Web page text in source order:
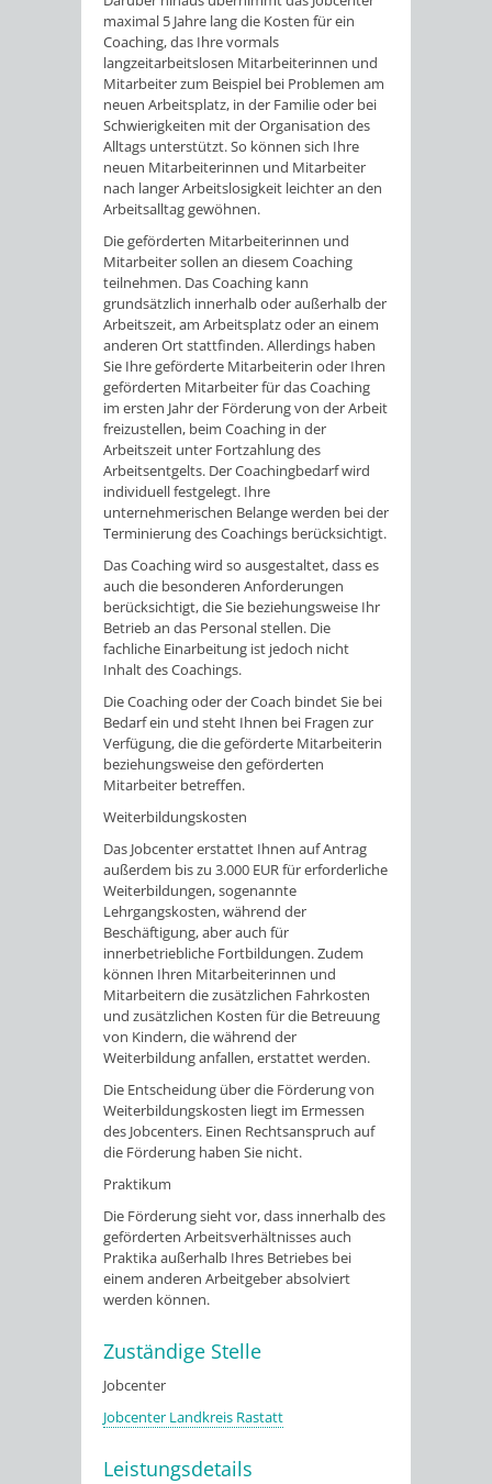
maximal 5 Jahre lang die Kosten für ein
Coaching, das Ihre vormals
langzeitarbeitslosen Mitarbeiterinnen und
Mitarbeiter zum Beispiel bei Problemen am
neuen Arbeitsplatz, in der Familie oder bei
Schwierigkeiten mit der Organisation des
Alltags unterstützt. So können sich Ihre
neuen Mitarbeiterinnen und Mitarbeiter
nach langer Arbeitslosigkeit leichter an den
Arbeitsalltag gewöhnen.
Die geförderten Mitarbeiterinnen und
Mitarbeiter sollen an diesem Coaching
teilnehmen. Das Coaching kann
grundsätzlich innerhalb oder außerhalb der
Arbeitszeit, am Arbeitsplatz oder an einem
anderen Ort stattfinden. Allerdings haben
Sie Ihre geförderte Mitarbeiterin oder Ihren
geförderten Mitarbeiter für das Coaching
im ersten Jahr der Förderung von der Arbeit
freizustellen, beim Coaching in der
Arbeitszeit unter Fortzahlung des
Arbeitsentgelts. Der Coachingbedarf wird
individuell festgelegt. Ihre
unternehmerischen Belange werden bei der
Terminierung des Coachings berücksichtigt.
Das Coaching wird so ausgestaltet, dass es
auch die besonderen Anforderungen
berücksichtigt, die Sie beziehungsweise Ihr
Betrieb an das Personal stellen. Die
fachliche Einarbeitung ist jedoch nicht
Inhalt des Coachings.
Die Coaching oder der Coach bindet Sie bei
Bedarf ein und steht Ihnen bei Fragen zur
Verfügung, die die geförderte Mitarbeiterin
beziehungsweise den geförderten
Mitarbeiter betreffen.
Weiterbildungskosten
Das Jobcenter erstattet Ihnen auf Antrag
außerdem bis zu 3.000 EUR für erforderliche
Weiterbildungen, sogenannte
Lehrgangskosten, während der
Beschäftigung, aber auch für
innerbetriebliche Fortbildungen. Zudem
können Ihren Mitarbeiterinnen und
Mitarbeitern die zusätzlichen Fahrkosten
und zusätzlichen Kosten für die Betreuung
von Kindern, die während der
Weiterbildung anfallen, erstattet werden.
Die Entscheidung über die Förderung von
Weiterbildungskosten liegt im Ermessen
des Jobcenters. Einen Rechtsanspruch auf
die Förderung haben Sie nicht.
Praktikum
Die Förderung sieht vor, dass innerhalb des
geförderten Arbeitsverhältnisses auch
Praktika außerhalb Ihres Betriebes bei
einem anderen Arbeitgeber absolviert
werden können.
Zuständige Stelle
Jobcenter
Jobcenter Landkreis Rastatt
Leistungsdetails